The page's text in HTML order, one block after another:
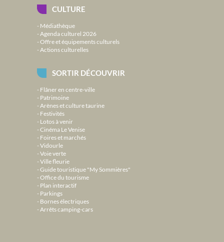
CULTURE
Médiathèque
Agenda culturel 2026
Offre et équipements culturels
Actions culturelles
SORTIR DÉCOUVRIR
Flâner en centre-ville
Patrimoine
Arènes et culture taurine
Festivités
Lotos à venir
Cinéma Le Venise
Foires et marchés
Vidourle
Voie verte
Ville fleurie
Guide touristique "My Sommières"
Office du tourisme
Plan interactif
Parkings
Bornes électriques
Arrêts camping-cars